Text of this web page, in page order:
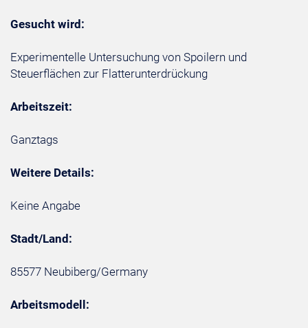
Gesucht wird:
Experimentelle Untersuchung von Spoilern und
Steuerflächen zur Flatterunterdrückung
Arbeitszeit:
Ganztags
Weitere Details:
Keine Angabe
Stadt/Land:
85577 Neubiberg/Germany
Arbeitsmodell: